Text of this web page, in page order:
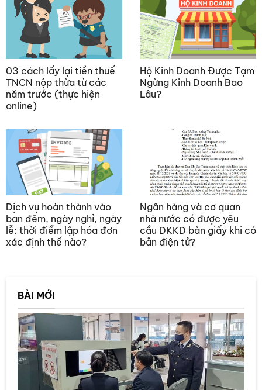
03 cách lấy lại tiền thuế
TNCN nộp thừa từ các
năm trước (thực hiện
online)
Hộ Kinh Doanh Được Tạm
Ngừng Kinh Doanh Bao
Lâu?
Dịch vụ hoàn thành vào
ban đêm, ngày nghỉ, ngày
lễ: thời điểm lập hóa đơn
xác định thế nào?
Ngân hàng và cơ quan
nhà nước có được yêu
cầu DKKD bản giấy khi có
bản điện tử?
BÀI MỚI